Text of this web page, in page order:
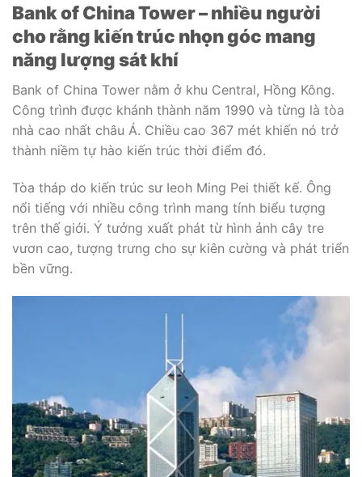
Bank of China Tower – nhiều người
cho rằng kiến trúc nhọn góc mang
năng lượng sát khí
Bank of China Tower nằm ở khu Central, Hồng Kông.
Công trình được khánh thành năm 1990 và từng là tòa
nhà cao nhất châu Á. Chiều cao 367 mét khiến nó trở
thành niềm tự hào kiến trúc thời điểm đó.
Tòa tháp do kiến trúc sư Ieoh Ming Pei thiết kế. Ông
nổi tiếng với nhiều công trình mang tính biểu tượng
trên thế giới. Ý tưởng xuất phát từ hình ảnh cây tre
vươn cao, tượng trưng cho sự kiên cường và phát triển
bền vững.